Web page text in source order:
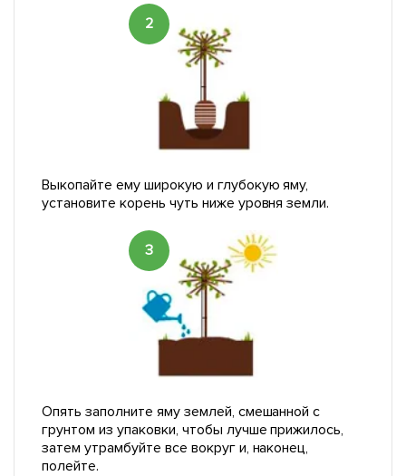
2
Выкопайте ему широкую и глубокую яму,
установите корень чуть ниже уровня земли.
3
Опять заполните яму землей, смешанной с
грунтом из упаковки, чтобы лучше прижилось,
затем утрамбуйте все вокруг и, наконец,
полейте.